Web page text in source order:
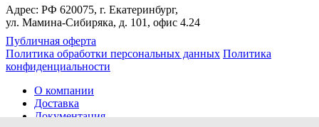
Адрес: РФ 620075, г. Екатеринбург,
ул. Мамина-Сибиряка, д. 101, офис 4.24
Публичная оферта
Политика обработки персональных данных Политика
конфиденциальности
О компании
Доставка
Документация